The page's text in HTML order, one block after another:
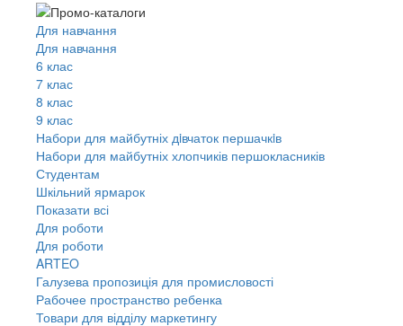
Для навчання
Для навчання
6 клас
7 клас
8 клас
9 клас
Набори для майбутніх дiвчаток першачкiв
Набори для майбутніх хлопчиків першокласників
Студентам
Шкільний ярмарок
Показати всі
Для роботи
Для роботи
ARTEO
Галузева пропозиція для промисловості
Рабочее пространство ребенка
Товари для відділу маркетингу